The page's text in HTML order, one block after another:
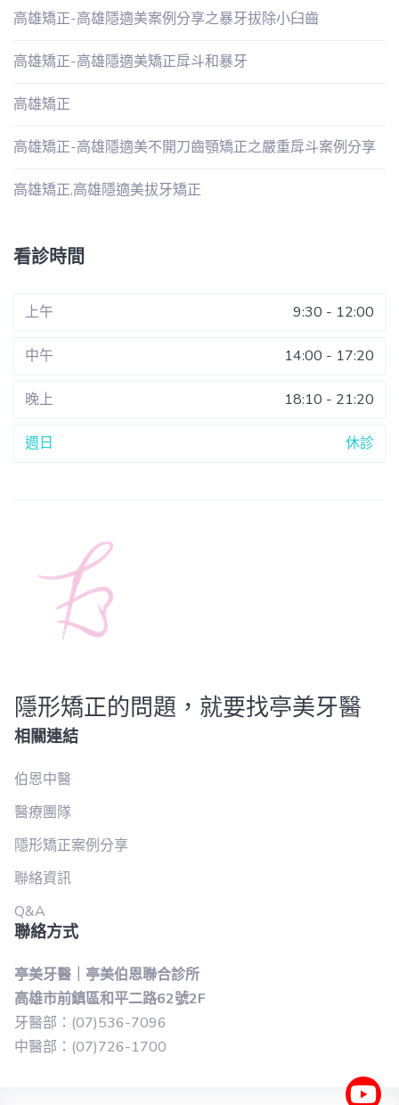
高雄矯正-高雄隱適美案例分享之暴牙拔除小臼齒
高雄矯正-高雄隱適美矯正戽斗和暴牙
高雄矯正
高雄矯正-高雄隱適美不開刀齒顎矯正之嚴重戽斗案例分享
高雄矯正,高雄隱適美拔牙矯正
看診時間
上午 9:30 - 12:00
中午 14:00 - 17:20
晚上 18:10 - 21:20
週日 休診
隱形矯正的問題，就要找亭美牙醫
相關連結
伯恩中醫
醫療團隊
隱形矯正案例分享
聯絡資訊
Q&A
聯絡方式
亭美牙醫｜亭美伯恩聯合診所
高雄市前鎮區和平二路62號2F
牙醫部：(07)536-7096
中醫部：(07)726-1700